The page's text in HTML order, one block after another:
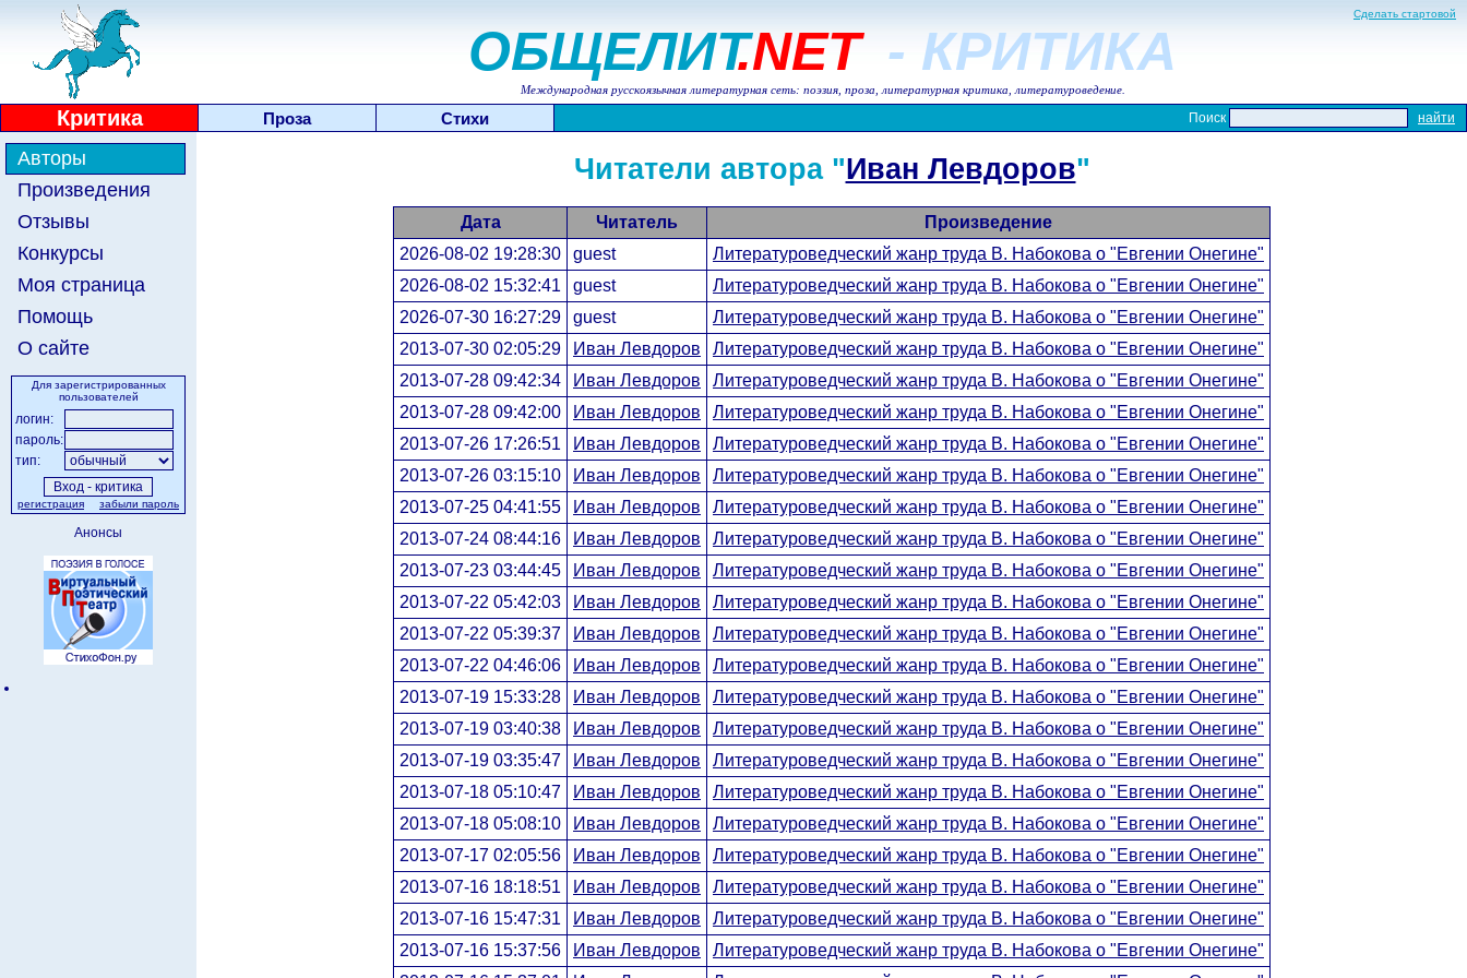
Сделать стартовой
ОБЩЕЛИТ.NET - КРИТИКА
Международная русскоязычная литературная сеть: поэзия, проза, литературная критика, литературоведение.
Критика Проза Стихи Поиск
Авторы
Произведения
Отзывы
Конкурсы
Моя страница
Помощь
О сайте
Для зарегистрированных
пользователей
логин:
пароль:
тип:
регистрация забыли пароль
Анонсы
Читатели автора "Иван Левдоров"
Дата Читатель
Произведение
2026-08-02 19:28:30
guest
Литературоведческий жанр труда В. Набокова о "Евгении Онегине"
2026-08-02 15:32:41
guest
Литературоведческий жанр труда В. Набокова о "Евгении Онегине"
2026-07-30 16:27:29
guest
Литературоведческий жанр труда В. Набокова о "Евгении Онегине"
2013-07-30 02:05:29
Иван Левдоров
Литературоведческий жанр труда В. Набокова о "Евгении Онегине"
2013-07-28 09:42:34
Иван Левдоров
Литературоведческий жанр труда В. Набокова о "Евгении Онегине"
2013-07-28 09:42:00
Иван Левдоров
Литературоведческий жанр труда В. Набокова о "Евгении Онегине"
2013-07-26 17:26:51
Иван Левдоров
Литературоведческий жанр труда В. Набокова о "Евгении Онегине"
2013-07-26 03:15:10
Иван Левдоров
Литературоведческий жанр труда В. Набокова о "Евгении Онегине"
2013-07-25 04:41:55
Иван Левдоров
Литературоведческий жанр труда В. Набокова о "Евгении Онегине"
2013-07-24 08:44:16
Иван Левдоров
Литературоведческий жанр труда В. Набокова о "Евгении Онегине"
2013-07-23 03:44:45
Иван Левдоров
Литературоведческий жанр труда В. Набокова о "Евгении Онегине"
2013-07-22 05:42:03
Иван Левдоров
Литературоведческий жанр труда В. Набокова о "Евгении Онегине"
2013-07-22 05:39:37
Иван Левдоров
Литературоведческий жанр труда В. Набокова о "Евгении Онегине"
2013-07-22 04:46:06
Иван Левдоров
Литературоведческий жанр труда В. Набокова о "Евгении Онегине"
2013-07-19 15:33:28
Иван Левдоров
Литературоведческий жанр труда В. Набокова о "Евгении Онегине"
2013-07-19 03:40:38
Иван Левдоров
Литературоведческий жанр труда В. Набокова о "Евгении Онегине"
2013-07-19 03:35:47
Иван Левдоров
Литературоведческий жанр труда В. Набокова о "Евгении Онегине"
2013-07-18 05:10:47
Иван Левдоров
Литературоведческий жанр труда В. Набокова о "Евгении Онегине"
2013-07-18 05:08:10
Иван Левдоров
Литературоведческий жанр труда В. Набокова о "Евгении Онегине"
2013-07-17 02:05:56
Иван Левдоров
Литературоведческий жанр труда В. Набокова о "Евгении Онегине"
2013-07-16 18:18:51
Иван Левдоров
Литературоведческий жанр труда В. Набокова о "Евгении Онегине"
2013-07-16 15:47:31
Иван Левдоров
Литературоведческий жанр труда В. Набокова о "Евгении Онегине"
2013-07-16 15:37:56
Иван Левдоров
Литературоведческий жанр труда В. Набокова о "Евгении Онегине"